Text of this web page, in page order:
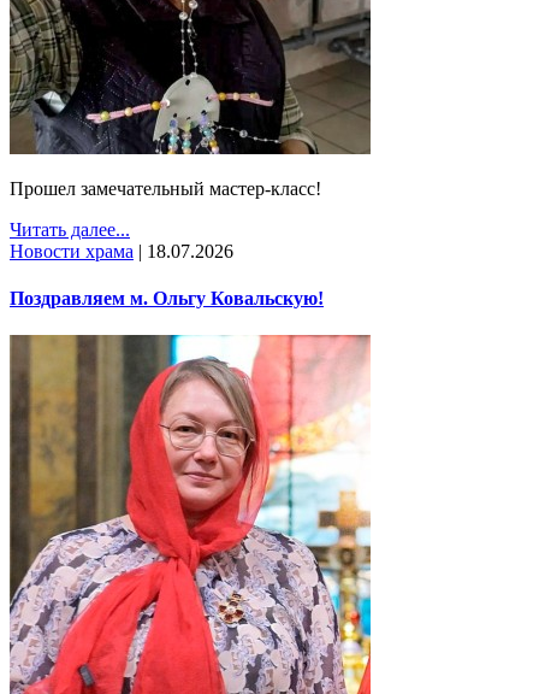
Прошел замечательный мастер-класс!
Читать далее...
Новости храма | 18.07.2026
Поздравляем м. Ольгу Ковальскую!